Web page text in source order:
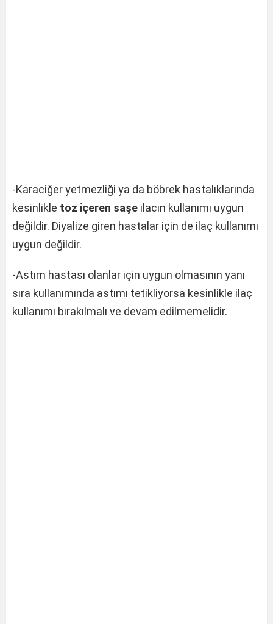
-Karaciğer yetmezliği ya da böbrek hastalıklarında
kesinlikle toz içeren saşe ilacın kullanımı uygun
değildir. Diyalize giren hastalar için de ilaç kullanımı
uygun değildir.
-Astım hastası olanlar için uygun olmasının yanı
sıra kullanımında astımı tetikliyorsa kesinlikle ilaç
kullanımı bırakılmalı ve devam edilmemelidir.